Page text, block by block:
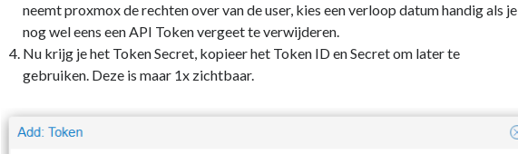
neemt proxmox de rechten over van de user, kies een verloop datum handig als je
nog wel eens een API Token vergeet te verwijderen.
Nu krijg je het Token Secret, kopieer het Token ID en Secret om later te
gebruiken. Deze is maar 1x zichtbaar.